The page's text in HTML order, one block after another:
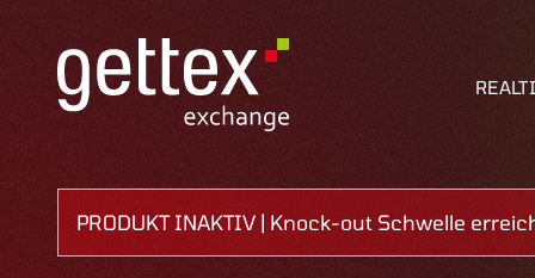
PRODUKT INAKTIV | Knock-out Schwelle